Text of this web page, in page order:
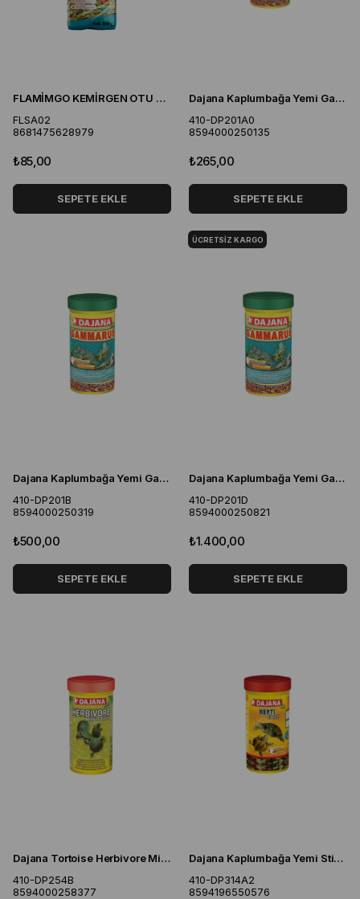
FLAMİMGO KEMİRGEN OTU 350 GR.
FLSA02
8681475628979
₺85,00
SEPETE EKLE
Dajana Kaplumbağa Yemi Gammarus 100 Ml 10 Gr
410-DP201A0
8594000250135
₺265,00
SEPETE EKLE
Dajana Kaplumbağa Yemi Gammarus 250 Ml 25 Gr
410-DP201B
8594000250319
₺500,00
SEPETE EKLE
Dajana Kaplumbağa Yemi Gammarus 1000 Ml 100 Gr
410-DP201D
8594000250821
₺1.400,00
SEPETE EKLE
ÜCRETSIZ KARGO
Dajana Tortoise Herbivore Mini Stick 250 Ml 55 Gr
410-DP254B
8594000258377
Dajana Kaplumbağa Yemi Sticks 100 Ml 9 Gr
410-DP314A2
8594196550576